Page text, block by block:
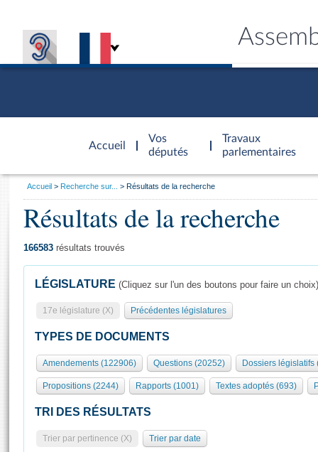
Accueil
d'accueil
Vos
députés
Travaux
parlementaires
Présidence
577 députés
Groupes politiques
Séance publique
Commissions et autres organes
Europe et International
Pétitions
Général
Rôle et pouvoirs de l'Assemblée
Organisation de l'Assemblée
Présidence Conférence des Présidents Bureau Collège des
Statistiques et chiffres clés
Visiter l'Assemblée
Visite virtuelle du palais Bourbon
Assister à une séance
Vous
Accueil Recherche sur... Résultats de la recherche
Résultats de la recherche
166583 résultats trouvés
LÉGISLATURE (Cliquez sur l'un des boutons pour faire un choix)
17e législature (X) Précédentes législatures
TYPES DE DOCUMENTS
Amendements (122906) Questions (20252) Dossiers législatifs
Propositions (2244) Rapports (1001) Textes adoptés (693)
TRI DES RÉSULTATS
Trier par pertinence (X) Trier par date